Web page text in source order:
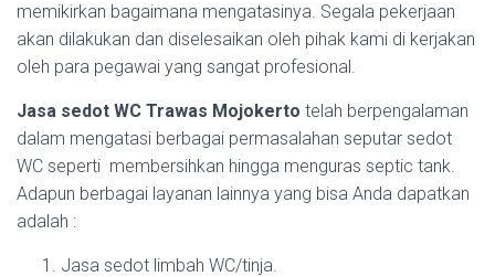
memikirkan bagaimana mengatasinya. Segala pekerjaan
akan dilakukan dan diselesaikan oleh pihak kami di kerjakan
oleh para pegawai yang sangat profesional.
Jasa sedot WC Trawas Mojokerto telah berpengalaman
dalam mengatasi berbagai permasalahan seputar sedot
WC seperti membersihkan hingga menguras septic tank.
Adapun berbagai layanan lainnya yang bisa Anda dapatkan
adalah :
Jasa sedot limbah WC/tinja.